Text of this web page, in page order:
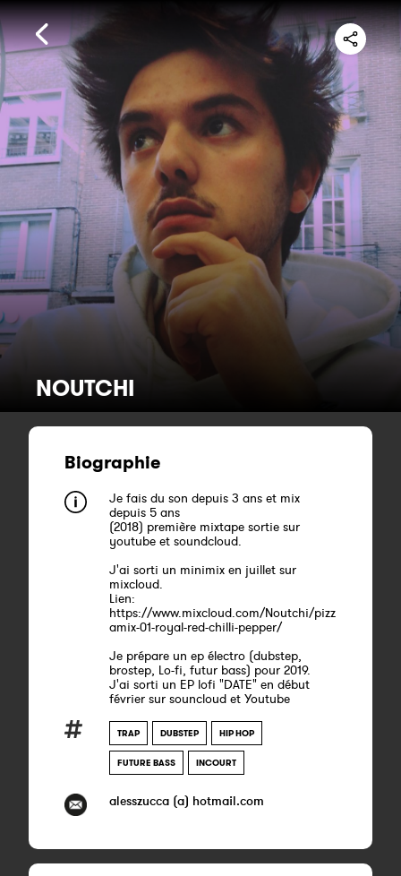
NOUTCHI
Biographie
Je fais du son depuis 3 ans et mix
depuis 5 ans
(2018) première mixtape sortie sur
youtube et soundcloud.
J'ai sorti un minimix en juillet sur
mixcloud.
Lien:
https://www.mixcloud.com/Noutchi/pizz
amix-01-royal-red-chilli-pepper/
Je prépare un ep électro (dubstep,
brostep, Lo-fi, futur bass) pour 2019.
J'ai sorti un EP lofi "DATE" en début
février sur souncloud et Youtube
TRAP DUBSTEP HIP HOP
FUTURE BASS INCOURT
alesszucca (a) hotmail.com